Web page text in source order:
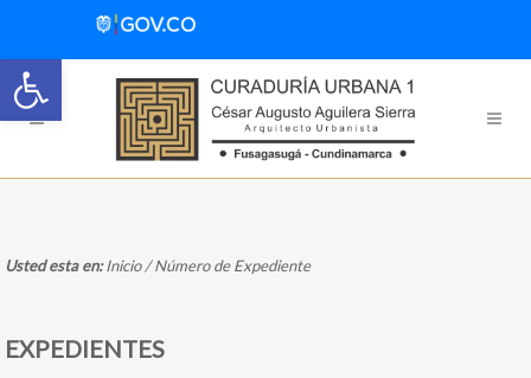
Abrir barra de herramientas